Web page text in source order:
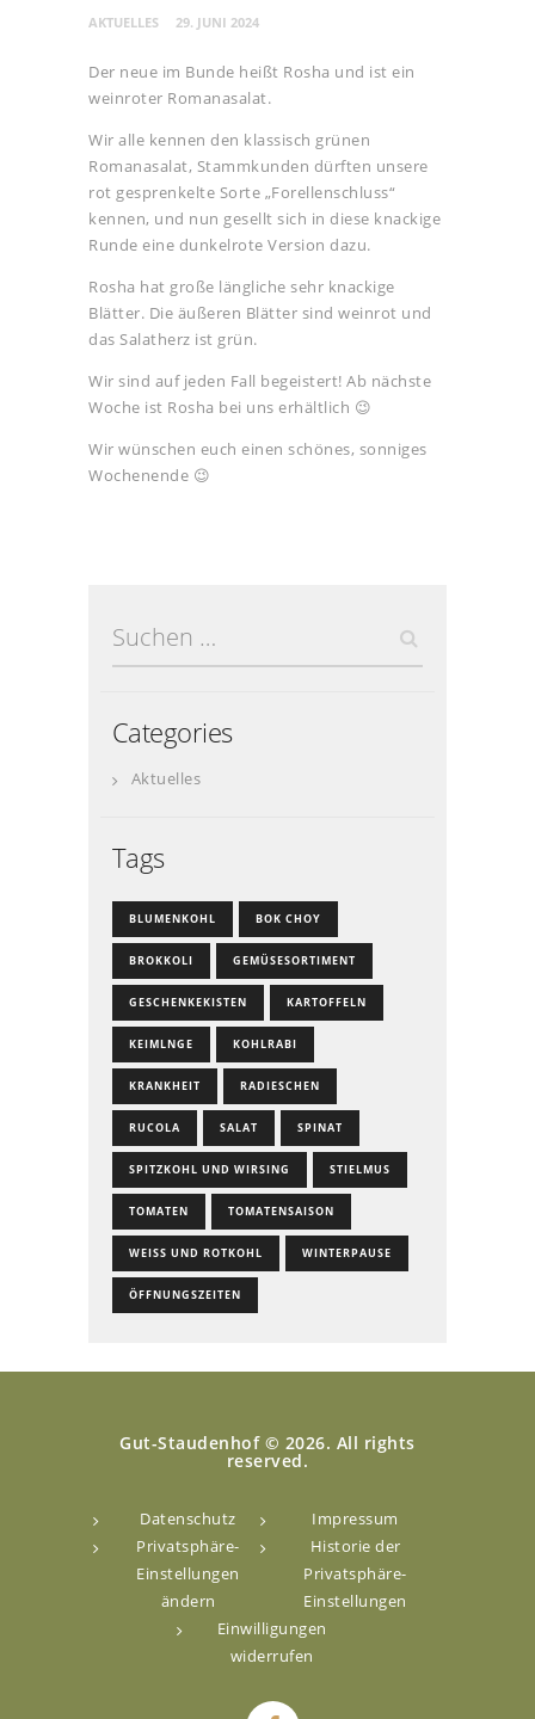
AKTUELLES 29. JUNI 2024
Der neue im Bunde heißt Rosha und ist ein
weinroter Romanasalat.
Wir alle kennen den klassisch grünen
Romanasalat, Stammkunden dürften unsere
rot gesprenkelte Sorte „Forellenschluss“
kennen, und nun gesellt sich in diese knackige
Runde eine dunkelrote Version dazu.
Rosha hat große längliche sehr knackige
Blätter. Die äußeren Blätter sind weinrot und
das Salatherz ist grün.
Wir sind auf jeden Fall begeistert! Ab nächste
Woche ist Rosha bei uns erhältlich 😉
Wir wünschen euch einen schönes, sonniges
Wochenende 😉
nach:
Categories
Aktuelles
Tags
BLUMENKOHL BOK CHOY
BROKKOLI GEMÜSESORTIMENT
GESCHENKEKISTEN KARTOFFELN
KEIMLNGE KOHLRABI
KRANKHEIT RADIESCHEN
RUCOLA SALAT SPINAT
SPITZKOHL UND WIRSING STIELMUS
TOMATEN TOMATENSAISON
WEISS UND ROTKOHL WINTERPAUSE
ÖFFNUNGSZEITEN
Gut-Staudenhof © 2026. All rights
reserved.
Datenschutz
Impressum
Privatsphäre-
Einstellungen
ändern
Historie der
Privatsphäre-
Einstellungen
Einwilligungen
widerrufen